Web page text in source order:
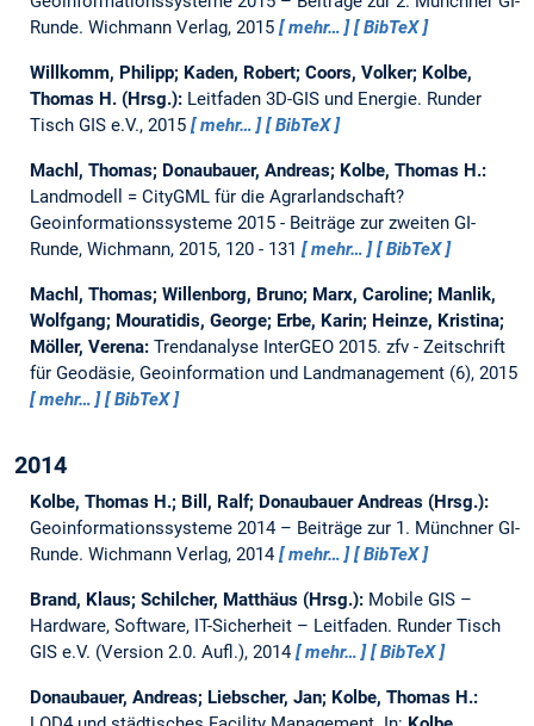
Runde. Wichmann Verlag, 2015 mehr… BibTeX
Willkomm, Philipp; Kaden, Robert; Coors, Volker; Kolbe,
Thomas H. (Hrsg.): Leitfaden 3D-GIS und Energie. Runder
Tisch GIS e.V., 2015
mehr… BibTeX
Machl, Thomas; Donaubauer, Andreas; Kolbe, Thomas H.:
Landmodell = CityGML für die Agrarlandschaft?
Geoinformationssysteme 2015 - Beiträge zur zweiten GI-
Runde, Wichmann, 2015, 120 - 131
mehr… BibTeX
Machl, Thomas; Willenborg, Bruno; Marx, Caroline; Manlik,
Wolfgang; Mouratidis, George; Erbe, Karin; Heinze, Kristina;
Möller, Verena: Trendanalyse InterGEO 2015. zfv - Zeitschrift
für Geodäsie, Geoinformation und Landmanagement (6), 2015
mehr…
BibTeX
2014
Kolbe, Thomas H.; Bill, Ralf; Donaubauer Andreas (Hrsg.):
Geoinformationssysteme 2014 – Beiträge zur 1. Münchner GI-
Runde. Wichmann Verlag, 2014 mehr… BibTeX
Brand, Klaus; Schilcher, Matthäus (Hrsg.): Mobile GIS –
Hardware, Software, IT-Sicherheit – Leitfaden. Runder Tisch
GIS e.V. (Version 2.0. Aufl.), 2014
mehr… BibTeX
Donaubauer, Andreas; Liebscher, Jan; Kolbe, Thomas H.: